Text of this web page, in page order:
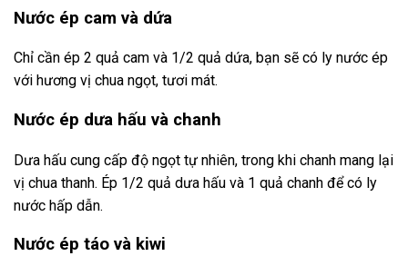
Nước ép cam và dứa
Chỉ cần ép 2 quả cam và 1/2 quả dứa, bạn sẽ có ly nước ép
với hương vị chua ngọt, tươi mát.
Nước ép dưa hấu và chanh
Dưa hấu cung cấp độ ngọt tự nhiên, trong khi chanh mang lại
vị chua thanh. Ép 1/2 quả dưa hấu và 1 quả chanh để có ly
nước hấp dẫn.
Nước ép táo và kiwi